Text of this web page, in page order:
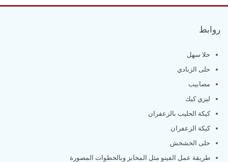
روابط
حلا سهل
حلى الزبادي
مصابيب
ليزي كيك
كيكة الحليب بالزعفران
كيكة الزعفران
حلى الخشخش
طريقة عمل الفينو مثل المخابز وبالخطوات المصورة